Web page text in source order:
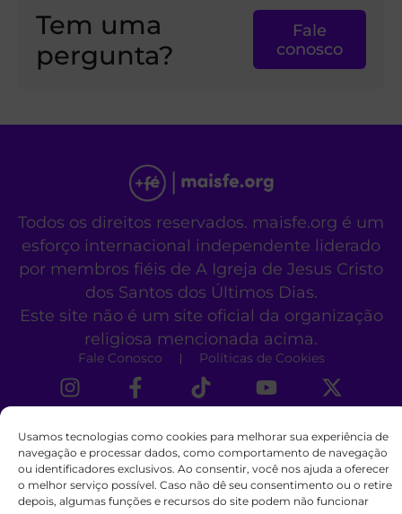
Usamos tecnologias como cookies para melhorar sua experiência de
navegação e processar dados, como comportamento de navegação
ou identificadores exclusivos. Ao consentir, você nos ajuda a oferecer
o melhor serviço possível. Caso não dê seu consentimento ou o retire
depois, algumas funções e recursos do site podem não funcionar
Tem uma
pergunta?
Fale
conosco
Todos os direitos reservados. maisfe.org é um
esforço internacional independente liderado
por membros fiéis de A Igreja de Jesus Cristo
dos Santos dos Últimos Dias.
Este site não é um site oficial da organização
religiosa mencionada acima.
Fale Conosco Políticas de Cookies